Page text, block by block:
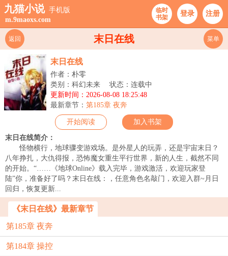
九猫小说 手机版
m.9maoxs.com
临时
书架
登录 注册
末日在线
返回 菜单
末日在线
作者：朴零
类别：科幻未来
状态：连载中
更新时间：2026-08-08 18:25:48
最新章节： 第185章 夜奔
开始阅读 加入书架
末日在线简介：
怪物横行，地球骤变游戏场。是外星人的玩弄，还是宇宙末日？
八年挣扎，大仇得报，恐怖魔女重生平行世界，新的人生，截然不同
的开始。“……《地球Online》载入完毕，游戏激活，欢迎玩家登
陆”你，准备好了吗？末日在线：，任意角色名敲门，欢迎入群~月日
回归，恢复更新...
《末日在线》最新章节
第185章 夜奔
第184章 操控